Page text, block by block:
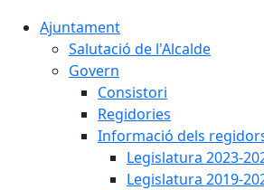
Ajuntament
Salutació de l'Alcalde
Govern
Consistori
Regidories
Informació dels
Legislatura 2023-
Legislatura 2019-